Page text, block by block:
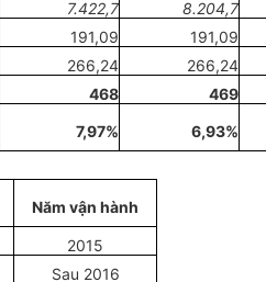
7.422,7 8.204,7
191,09 191,09
266,24 266,24
468 469
7,97% 6,93%
Năm vận hành
2015
Sau 2016